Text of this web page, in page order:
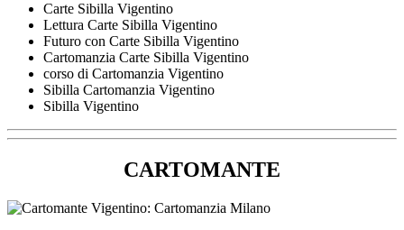
Carte Sibilla Vigentino
Lettura Carte Sibilla Vigentino
Futuro con Carte Sibilla Vigentino
Cartomanzia Carte Sibilla Vigentino
corso di Cartomanzia Vigentino
Sibilla Cartomanzia Vigentino
Sibilla Vigentino
CARTOMANTE